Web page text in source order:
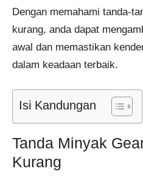
Dengan memahami tanda-
kurang, anda dapat
awal dan memastikan
dalam keadaan terbaik.
Isi Kandungan
Tanda Minyak
Kurang